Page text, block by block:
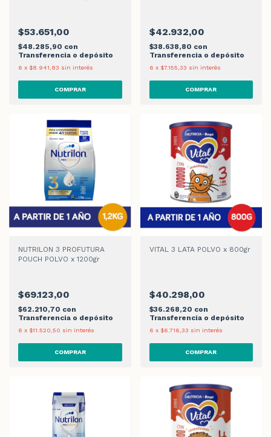
$53.651,00
$48.285,90 con
Transferencia o depósito
6 x $8.941,83 sin interés
$42.932,00
$38.638,80 con
Transferencia o depósito
6 x $7.155,33 sin interés
NUTRILON 3 PROFUTURA
POUCH POLVO x 1200gr
$69.123,00
$62.210,70 con
Transferencia o depósito
6 x $11.520,50 sin interés
VITAL 3 LATA POLVO x 800gr
$40.298,00
$36.268,20 con
Transferencia o depósito
6 x $6.716,33 sin interés